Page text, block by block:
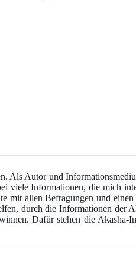
Als Autor und
viele Informationen, die mich
mit allen Befragungen und
durch die Informationen der
Dafür stehen die Akasha-